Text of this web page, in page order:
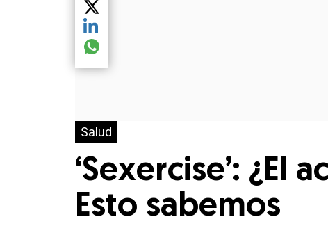
Salud
‘Sexercise’: ¿El
Esto sabemos
Compartir el artículo actual mediante Twitter
Compartir el artículo actual mediante LinkedIn
Compartir el artículo actual mediante global.social-